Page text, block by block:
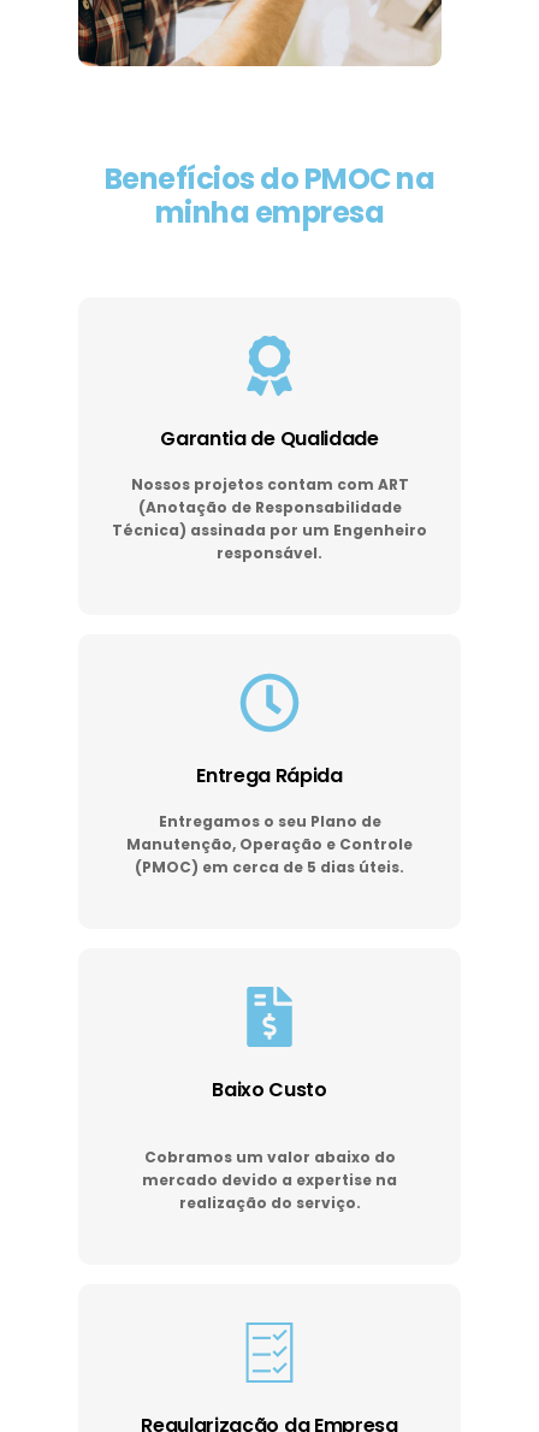
Benefícios do PMOC na
minha empresa
Garantia de Qualidade
Nossos projetos contam com ART
(Anotação de Responsabilidade
Técnica) assinada por um Engenheiro
responsável.
Entrega Rápida
Entregamos o seu Plano de
Manutenção, Operação e Controle
(PMOC) em cerca de 5 dias úteis.
Baixo Custo
Cobramos um valor abaixo do
mercado devido a expertise na
realização do serviço.
Regularização da Empresa